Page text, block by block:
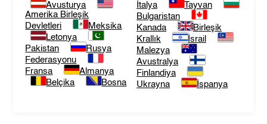
Avusturya
Amerika Birleşik
Devletleri
Meksika
Letonya
Pakistan
Rusya
Federasyonu
Fransa
Almanya
Belçika
Bosna
İtalya
Tayvan
Bulgaristan
Kanada
Birleşik
Krallık
İsrail
Malezya
Avustralya
Finlandiya
Ukrayna
İspanya